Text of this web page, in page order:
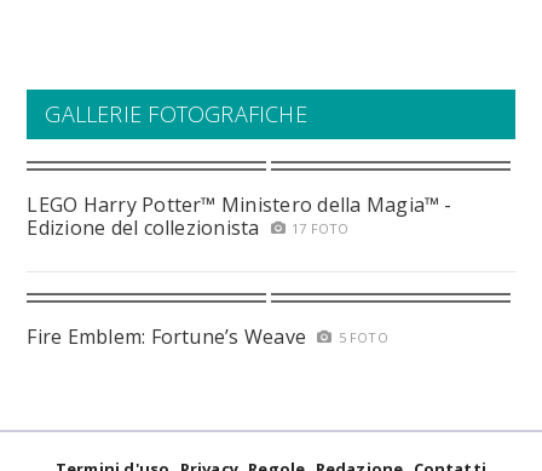
GALLERIE FOTOGRAFICHE
LEGO Harry Potter™ Ministero della Magia™ -
Edizione del collezionista
17 FOTO
Fire Emblem: Fortune’s Weave 5 FOTO